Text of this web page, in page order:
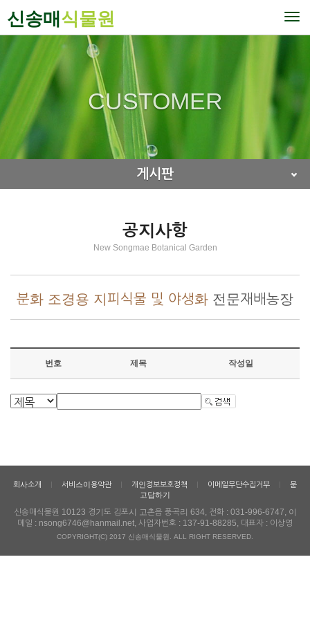
신송매 식물원
CUSTOMER
게시판
공지사항
New Songmae Botanical Garden
분화 조경용 지피식물 및 야생화 전문재배농장
번호 제목 작성일
회사소개 서비스이용약관 개인정보보호정책 이메일무단수집거부
묻
고답하기
신송매식물원 10123 경기도 김포시 고촌읍 풍곡리 634, 전화 : 031-996-6747, 이
메일 : nsong6746@hanmail.net, 사업자번호 : 137-91-88285, 대표자 : 이상영
COPYRIGHT(C) 2017 신송매식물원. ALL RIGHT RESERVED.